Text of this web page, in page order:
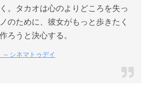
。タカオは心のよりどころを失っ
のために、彼女がもっと歩きたく
ろうと決心する。
– シネマトゥデイ